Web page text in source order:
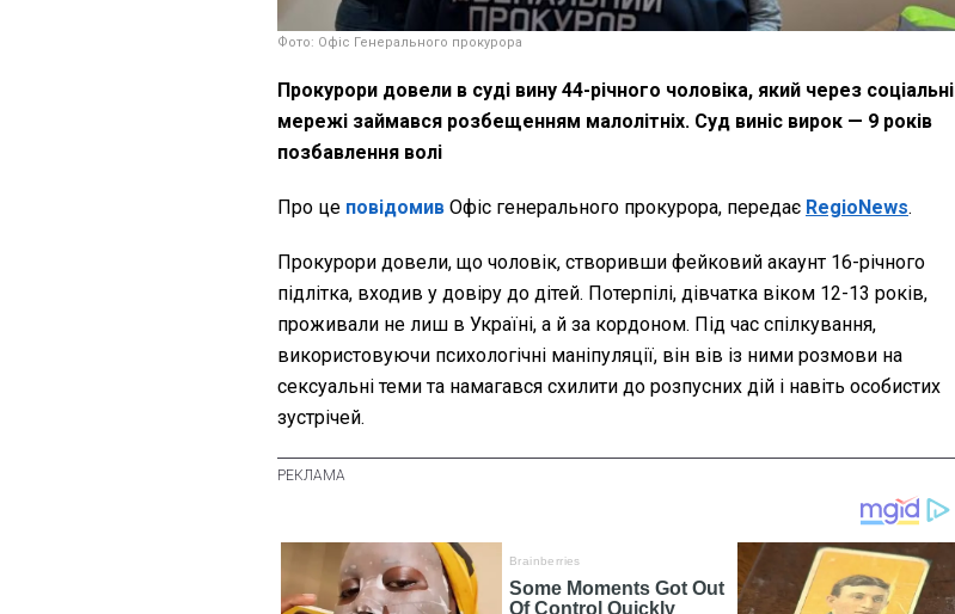
Фото: Офіс Генерального прокурора
Прокурори довели в суді вину 44-річного чоловіка, який через соціальні
мережі займався розбещенням малолітніх. Суд виніс вирок — 9 років
позбавлення волі
Про це повідомив Офіс генерального прокурора, передає RegioNews.
Прокурори довели, що чоловік, створивши фейковий акаунт 16-річного
підлітка, входив у довіру до дітей. Потерпілі, дівчатка віком 12-13 років,
проживали не лиш в Україні, а й за кордоном. Під час спілкування,
використовуючи психологічні маніпуляції, він вів із ними розмови на
сексуальні теми та намагався схилити до розпусних дій і навіть особистих
зустрічей.